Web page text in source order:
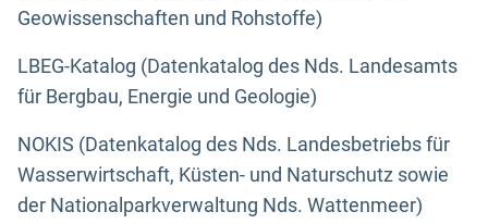
Geowissenschaften und Rohstoffe)
LBEG-Katalog (Datenkatalog des Nds. Landesamts
für Bergbau, Energie und Geologie)
NOKIS (Datenkatalog des Nds. Landesbetriebs für
Wasserwirtschaft, Küsten- und Naturschutz sowie
der Nationalparkverwaltung Nds. Wattenmeer)